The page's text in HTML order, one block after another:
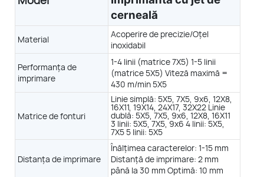
cerneală
Material
Acoperire de precizie/Oțel
inoxidabil
Performanța de
imprimare
1-4 linii (matrice 7X5) 1-5 linii
(matrice 5X5) Viteză maximă =
430 m/min 5X5
Matrice de fonturi
Linie simplă: 5X5, 7X5, 9x6, 12X8,
16X11, 19X14, 24X17, 32X22 Linie
dublă: 5X5, 7X5, 9x6, 12X8, 16X11
3 linii: 5X5, 7X5, 9x6 4 linii: 5X5,
7X5 5 linii: 5X5
Distanța de imprimare
Înălțimea caracterelor: 1-15 mm
Distanță de imprimare: 2 mm
până la 30 mm Optimă: 10 mm
LT900 LT910
Oţel inoxidabil Acoperire de precizie